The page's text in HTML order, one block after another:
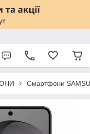
Смартфони